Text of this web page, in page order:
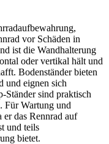
vor Schäden in
ist die Wandhalterung
oder vertikal hält und
Bodenständer bieten
und eignen sich
Ständer sind praktisch
Für Wartung und
er das Rennrad auf
und teils
bietet.